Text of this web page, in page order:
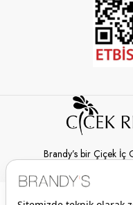
Brandy’s bir Çiçek İç
© 2026